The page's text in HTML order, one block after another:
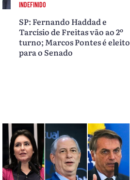
INDEFINIDO
SP: Fernando Haddad e
Tarcísio de Freitas vão ao 2º
turno; Marcos Pontes é eleito
para o Senado